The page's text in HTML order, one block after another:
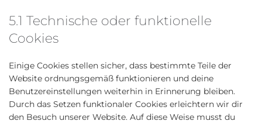
5.1 Technische oder funktionelle
Cookies
Einige Cookies stellen sicher, dass bestimmte Teile der
Website ordnungsgemäß funktionieren und deine
Benutzereinstellungen weiterhin in Erinnerung bleiben.
Durch das Setzen funktionaler Cookies erleichtern wir dir
den Besuch unserer Website. Auf diese Weise musst du